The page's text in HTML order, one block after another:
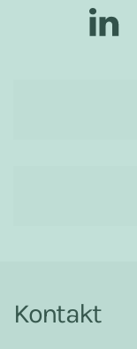
Kontakt